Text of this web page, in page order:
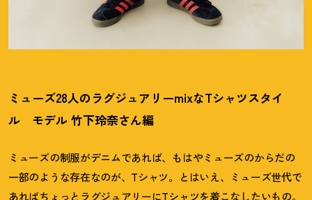
ミューズ28人のラグジュアリーmixなTシャツスタイ
ル モデル 竹下玲奈さん編
ミューズの制服がデニムであれば、もはやミューズのからだの
一部のような存在なのが、Tシャツ。とはいえ、ミューズ世代で
あればちょっとラグジュアリーにTシャツを着こなしたいもの。